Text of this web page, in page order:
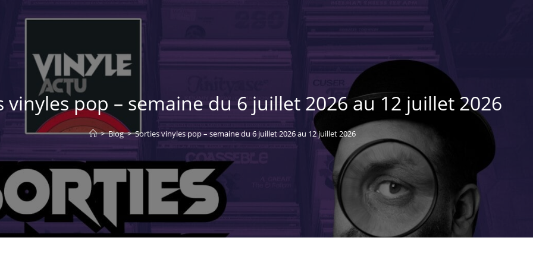
vinyles pop – semaine du 6 juillet 2026 au 12 juillet 2026
> Blog > Sorties vinyles pop – semaine du 6 juillet 2026 au 12 juillet 2026